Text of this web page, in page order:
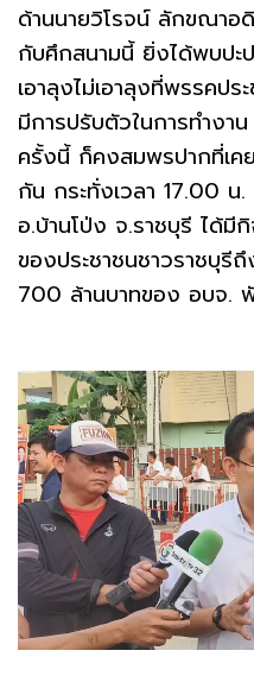
ด้านนายวิโรจน์ ลักขณาอ
กับศึกสนามนี้ ยิ่งได้พบปะ
เอาลุงไม่เอาลุงที่พรรคป
มีการปรับตัวในการทำง
ครั้งนี้ ก็คงสมพรปากที่เค
กัน กระทั่งเวลา 17.00 น
อ.บ้านโป่ง จ.ราชบุรี ได้มี
ของประชาชนชาวราชบุรี
700 ล้านบาทของ อบจ.